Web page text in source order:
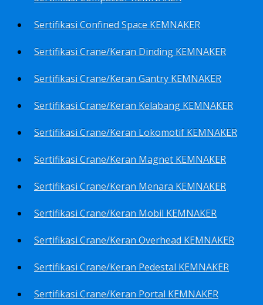
Sertifikasi Confined Space KEMNAKER
Sertifikasi Crane/Keran Dinding KEMNAKER
Sertifikasi Crane/Keran Gantry KEMNAKER
Sertifikasi Crane/Keran Kelabang KEMNAKER
Sertifikasi Crane/Keran Lokomotif KEMNAKER
Sertifikasi Crane/Keran Magnet KEMNAKER
Sertifikasi Crane/Keran Menara KEMNAKER
Sertifikasi Crane/Keran Mobil KEMNAKER
Sertifikasi Crane/Keran Overhead KEMNAKER
Sertifikasi Crane/Keran Pedestal KEMNAKER
Sertifikasi Crane/Keran Portal KEMNAKER